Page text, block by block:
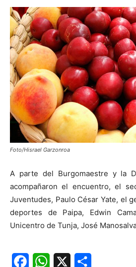
Foto/Hisrael Garzonroa
A parte del Burgomaestre y la
acompañaron el encuentro, el
Juventudes, Paulo César Yate, el
deportes de Paipa, Edwin
Unicentro de Tunja, José
FacebookWhatsApp